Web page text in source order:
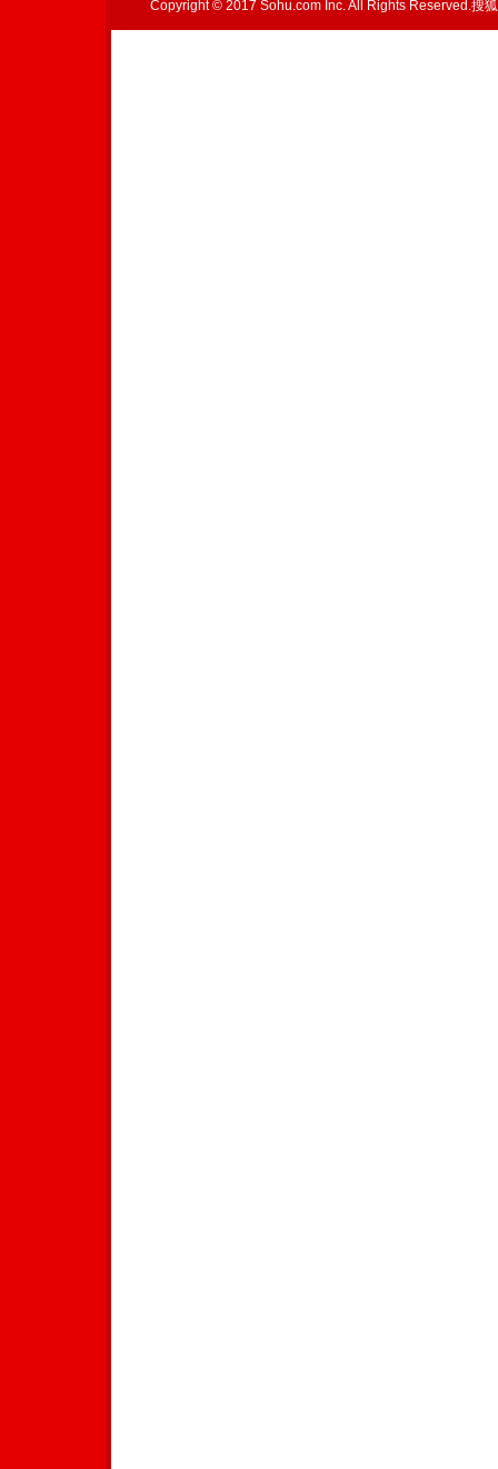
Copyright © 2017 Sohu.com Inc. All Rights Reserved.搜